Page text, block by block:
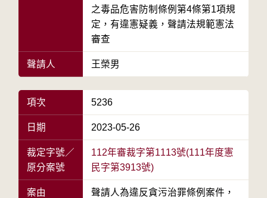
之毒品危害防制條例第4條第1項規
定，有違憲疑義，聲請法規範憲法
審查
聲請人 王榮男
項次 5236
日期 2023-05-26
裁定字號／
原分案號
112年審裁字第1113號(111年度憲
民字第3913號)
案由
聲請人為違反貪污治罪條例案件，